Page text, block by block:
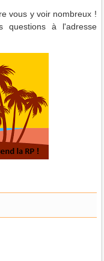
vous y voir nombreux !
questions à l'adresse